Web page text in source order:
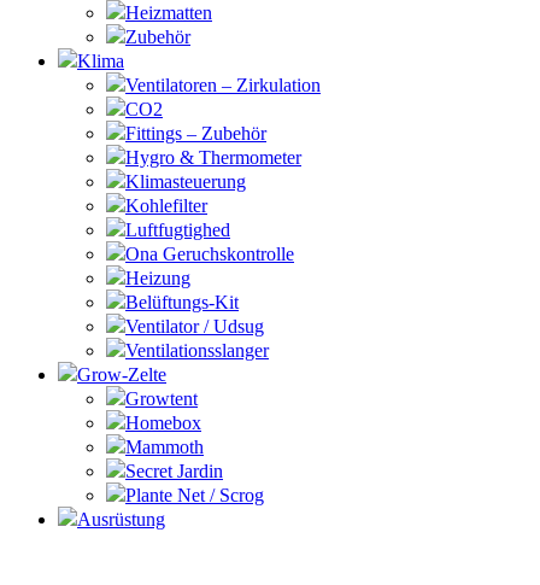
Heizmatten
Zubehör
Klima
Ventilatoren – Zirkulation
CO2
Fittings – Zubehör
Hygro & Thermometer
Klimasteuerung
Kohlefilter
Luftfugtighed
Ona Geruchskontrolle
Heizung
Belüftungs-Kit
Ventilator / Udsug
Ventilationsslanger
Grow-Zelte
Growtent
Homebox
Mammoth
Secret Jardin
Plante Net / Scrog
Ausrüstung